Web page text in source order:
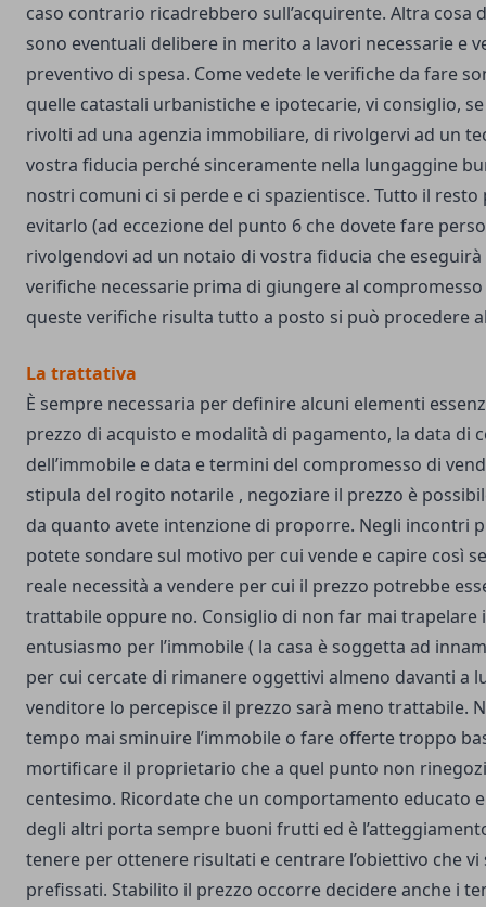
caso contrario ricadrebbero sull’acquirente. Altra cosa
sono eventuali delibere in merito a lavori necessarie e
preventivo di spesa. Come vedete le verifiche da fare
quelle catastali urbanistiche e ipotecarie, vi consiglio,
rivolti ad una agenzia immobiliare, di rivolgervi ad un
vostra fiducia perché sinceramente nella lungaggine
nostri comuni ci si perde e ci spazientisce. Tutto il resto
evitarlo (ad eccezione del punto 6 che dovete fare
rivolgendovi ad un notaio di vostra fiducia che
verifiche necessarie prima di giungere al compromesso
queste verifiche risulta tutto a posto si può procedere
La trattativa
È sempre necessaria per definire alcuni elementi
prezzo di acquisto e modalità di pagamento, la data di
dell’immobile e data e termini del compromesso di
stipula del rogito notarile , negoziare il prezzo è
da quanto avete intenzione di proporre. Negli incontri
potete sondare sul motivo per cui vende e capire così
reale necessità a vendere per cui il prezzo potrebbe
trattabile oppure no. Consiglio di non far mai trapelare
entusiasmo per l’immobile ( la casa è soggetta ad
per cui cercate di rimanere oggettivi almeno davanti a
venditore lo percepisce il prezzo sarà meno trattabile.
tempo mai sminuire l’immobile o fare offerte troppo
mortificare il proprietario che a quel punto non
centesimo. Ricordate che un comportamento educato
degli altri porta sempre buoni frutti ed è
tenere per ottenere risultati e centrare l’obiettivo che vi
prefissati. Stabilito il prezzo occorre decidere anche i